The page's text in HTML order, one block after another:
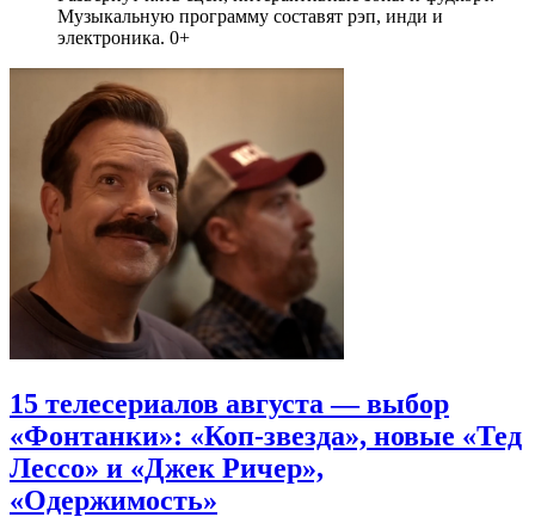
Музыкальную программу составят рэп, инди и
электроника. 0+
15 телесериалов августа — выбор
«Фонтанки»: «Коп-звезда», новые «Тед
Лессо» и «Джек Ричер»,
«Одержимость»